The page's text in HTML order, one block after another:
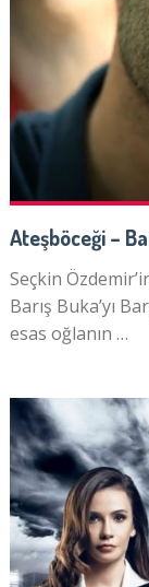
Ateşböceği –
Seçkin
Barış Buka’yı
esas oğlanın …